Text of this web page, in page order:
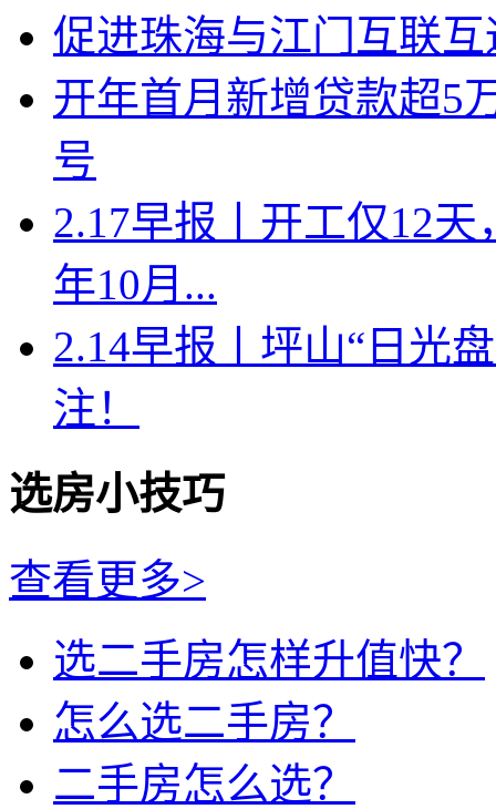
促进珠海与江门互联
开年首月新增贷款超5
号
2.17早报丨开工仅12
年10月...
2.14早报丨坪山“日光
注！
选房小技巧
查看更多>
选二手房怎样升值快？
怎么选二手房？
二手房怎么选？